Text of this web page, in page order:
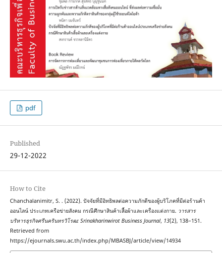
pdf
Published
29-12-2022
How to Cite
Chanchalanimitr, S. . (2022). ปัจจัยที่มีอิทธิพลต่อความภักดีของผู้บริโภคที่มีต่อร้านค้า
ออนไลน์ ประเภทเครือข่ายสังคม กรณีศึกษาสินค้าเสื้อผ้าและเครื่องแต่งกาย. วารสาร
บริหารธุรกิจศรีนครินทรวิโรฒ: Srinakharinwirot Business Journal, 13(2), 138–151.
Retrieved from
https://ejournals.swu.ac.th/index.php/MBASBJ/article/view/14934